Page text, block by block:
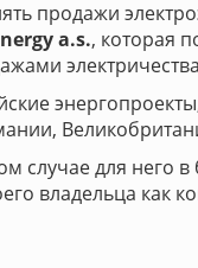
продажи
a.s., которая
случае для него
владельца